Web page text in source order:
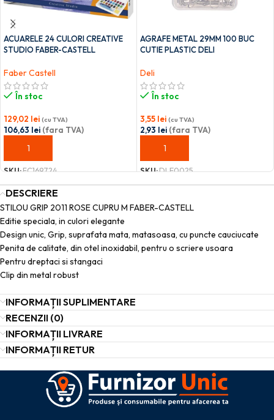
ACUARELE 24 CULORI CREATIVE
STUDIO FABER-CASTELL
Faber Castell
În stoc
129,02 lei (cu TVA)
106,63 lei (fara TVA)
ADAUGĂ ÎN COȘ
SKU:FC169724
AGRAFE METAL 29MM 100 BUC
CUTIE PLASTIC DELI
Deli
În stoc
3,55 lei (cu TVA)
2,93 lei (fara TVA)
ADAUGĂ ÎN COȘ
SKU:DLE0025
DESCRIERE
STILOU GRIP 2011 ROSE CUPRU M FABER-CASTELL
Editie speciala, in culori elegante
Design unic, Grip, suprafata mata, matasoasa, cu puncte cauciucate
Penita de calitate, din otel inoxidabil, pentru o scriere usoara
Pentru dreptaci si stangaci
Clip din metal robust
INFORMAȚII SUPLIMENTARE
RECENZII (0)
INFORMAȚII LIVRARE
INFORMAȚII RETUR